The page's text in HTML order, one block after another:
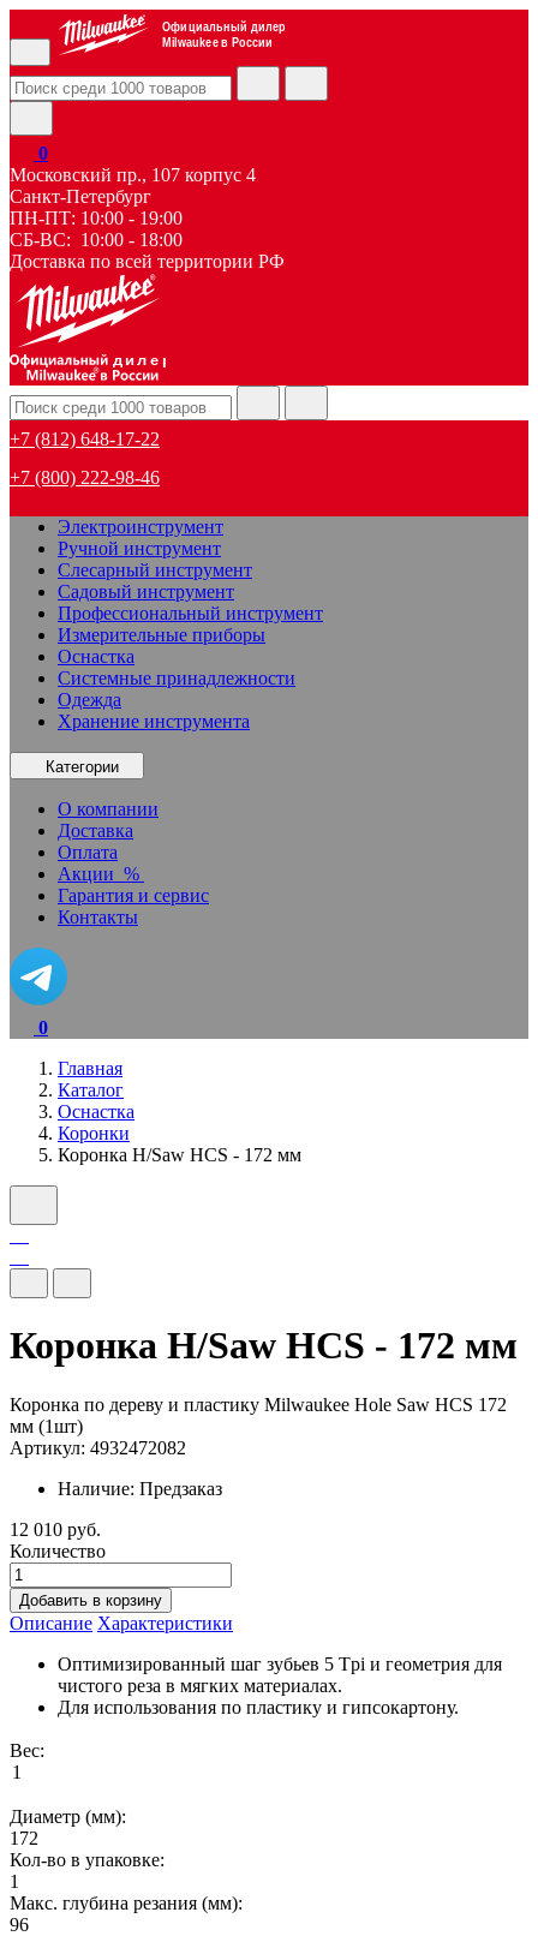
Официальный дилер
Milwaukee в России
0
Московский пр., 107 корпус 4
Санкт-Петербург
ПН-ПТ: 10:00 - 19:00
СБ-ВС: 10:00 - 18:00
Доставка по всей территории РФ
дилер
+7 (812) 648-17-22
+7 (800) 222-98-46
Электроинструмент
Ручной инструмент
Слесарный инструмент
Садовый инструмент
Профессиональный инструмент
Измерительные приборы
Оснастка
Системные принадлежности
Одежда
Хранение инструмента
Категории
О компании
Доставка
Оплата
Акции %
Гарантия и сервис
Контакты
0
Главная
Каталог
Оснастка
Коронки
Коронка H/Saw HCS - 172 мм
Коронка H/Saw HCS - 172 мм
Коронка по дереву и пластику Milwaukee Hole Saw HCS 172
мм (1шт)
Артикул: 4932472082
Наличие: Предзаказ
12 010 руб.
Количество
Добавить в корзину
Описание Характеристики
Оптимизированный шаг зубьев 5 Tpi и геометрия для
чистого реза в мягких материалах.
Для использования по пластику и гипсокартону.
Вес:
Диаметр (мм):
172
Кол-во в упаковке:
1
Макс. глубина резания (мм):
96